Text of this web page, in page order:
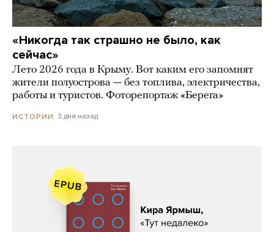
«Никогда так страшно не было, как
сейчас»
Лето 2026 года в Крыму. Вот каким его запомнят
жители полуострова — без топлива, электричества,
работы и туристов. Фоторепортаж «Берега»
ИСТОРИИ 3 дня назад